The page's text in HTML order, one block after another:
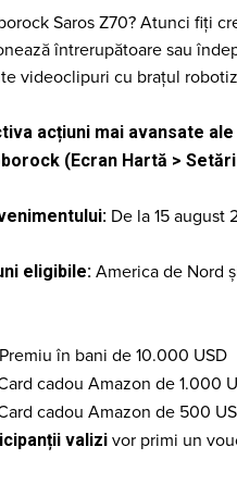
Saros Z70? Atunci fiți
întrerupătoare sau
videoclipuri cu brațul
acțiuni mai avansate
(Ecran Hartă >
De la 15 august
eligibile: America de Nord
Premiu în bani de 10.000 USD
cadou Amazon de 1.000
cadou Amazon de 500
valizi vor primi un